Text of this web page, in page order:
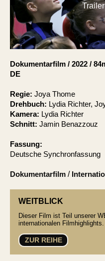
&
Account
Dokumentarfilm / 2022 /
DE
Regie: Joya Thome
Drehbuch: Lydia Richter,
Kamera: Lydia Richter
Schnitt: Jamin Benazzouz
Fassung:
Deutsche Synchronfassung
Dokumentarfilm /
WEITBLICK
Dieser Film ist Teil unserer
internationalen Filmhighlights.
ZUR REIHE